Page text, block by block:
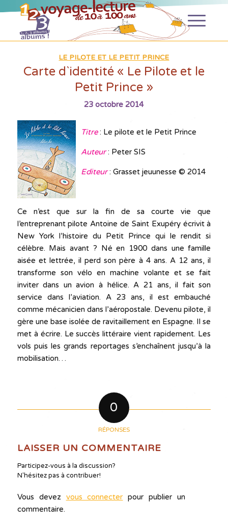
LE PILOTE ET LE PETIT PRINCE
Carte d`identité « Le Pilote et le
Petit Prince »
23 octobre 2014
Titre: Le pilote et le Petit Prince
Auteur: Peter SIS
Editeur: Grasset jeuunesse © 2014
Ce n’est que sur la fin de sa courte vie que
l’entreprenant pilote Antoine de Saint Exupéry écrivit à
New York l’histoire du Petit Prince qui le rendit si
célèbre. Mais avant ? Né en 1900 dans une famille
aisée et lettrée, il perd son père à 4 ans. A 12 ans, il
transforme son vélo en machine volante et se fait
inviter dans un avion à hélice. A 21 ans, il fait son
service dans l’aviation. A 23 ans, il est embauché
comme mécanicien dans l’aéropostale. Devenu pilote, il
gère une base isolée de ravitaillement en Espagne. Il se
met à écrire. Le succès littéraire vient rapidement. Les
vols puis les grands reportages s’enchaînent jusqu’à la
mobilisation…
0
RÉPONSES
LAISSER UN COMMENTAIRE
Participez-vous à la discussion?
N'hésitez pas à contribuer!
Vous devez vous connecter pour publier un
commentaire.